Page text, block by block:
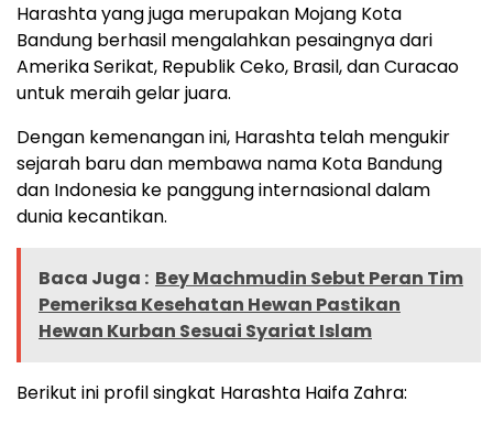
Harashta yang juga merupakan Mojang Kota
Bandung berhasil mengalahkan pesaingnya dari
Amerika Serikat, Republik Ceko, Brasil, dan Curacao
untuk meraih gelar juara.
Dengan kemenangan ini, Harashta telah mengukir
sejarah baru dan membawa nama Kota Bandung
dan Indonesia ke panggung internasional dalam
dunia kecantikan.
Baca Juga : Bey Machmudin Sebut Peran Tim
Pemeriksa Kesehatan Hewan Pastikan
Hewan Kurban Sesuai Syariat Islam
Berikut ini profil singkat Harashta Haifa Zahra: